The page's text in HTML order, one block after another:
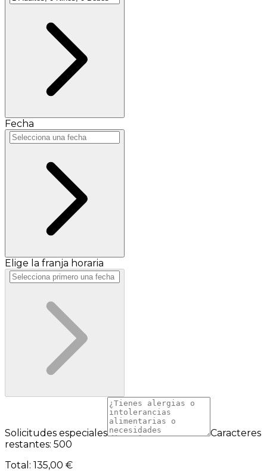
Fecha
Elige la franja horaria
Solicitudes especiales
Caracteres
restantes: 500
Total : 135,00 €